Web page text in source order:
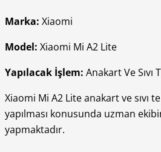
Marka: Xiaomi
Model: Xiaomi Mi A2 Lite
Yapılacak İşlem: Anakart Ve Sıvı
Xiaomi Mi A2 Lite anakart ve sıvı
yapılması konusunda uzman
yapmaktadır.